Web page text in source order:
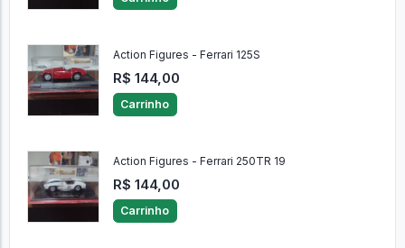
Action Figures - Ferrari 125S
R$ 144,00
Carrinho
Action Figures - Ferrari 250TR 19
R$ 144,00
Carrinho